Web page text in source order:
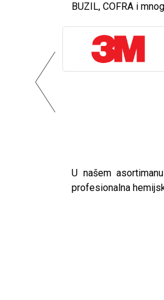
BUZIL, COFRA i
U našem
profesionalna